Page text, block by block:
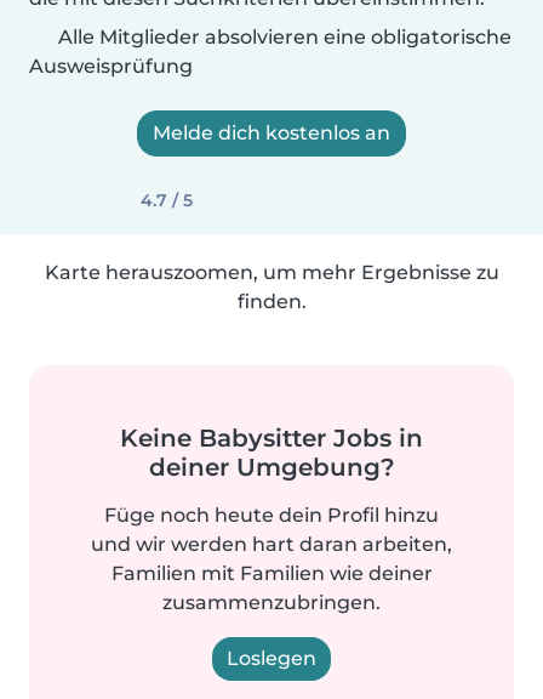
Alle Mitglieder absolvieren eine obligatorische
Ausweisprüfung
Melde dich kostenlos an
4.7 / 5
Karte herauszoomen, um mehr Ergebnisse zu
finden.
Keine Babysitter Jobs in
deiner Umgebung?
Füge noch heute dein Profil hinzu
und wir werden hart daran arbeiten,
Familien mit Familien wie deiner
zusammenzubringen.
Loslegen